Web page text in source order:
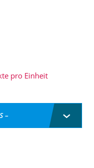
pro Einheit
–